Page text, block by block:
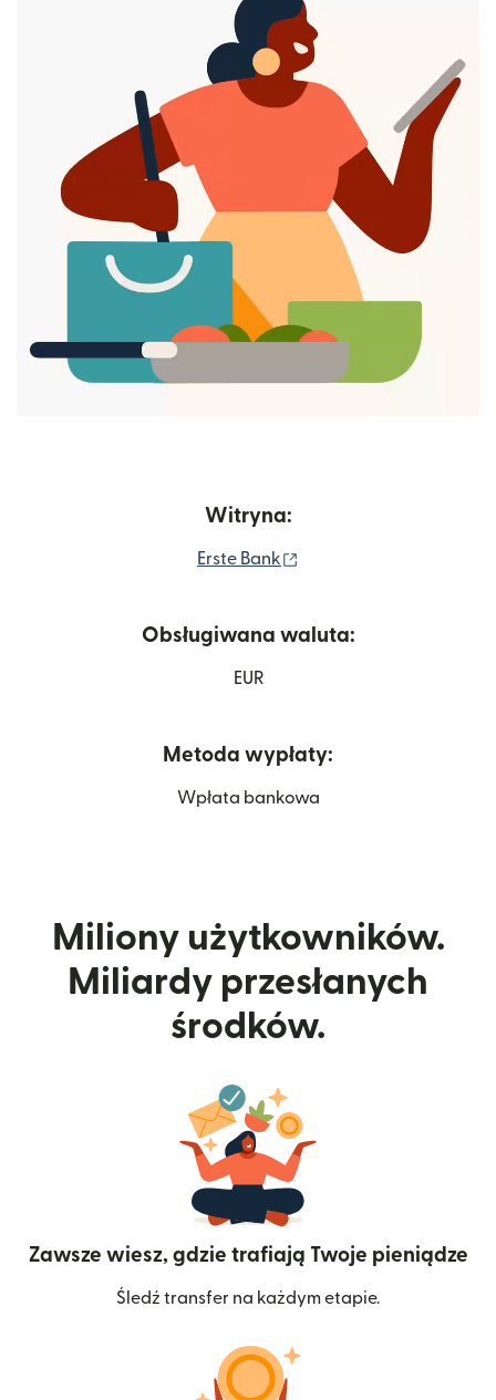
Witryna:
Erste Bank
Obsługiwana waluta:
EUR
Metoda wypłaty:
Wpłata bankowa
Miliony użytkowników.
Miliardy przesłanych
środków.
Zawsze wiesz, gdzie trafiają Twoje pieniądze
Śledź transfer na każdym etapie.